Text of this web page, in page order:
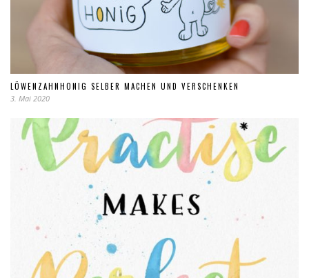
LÖWENZAHNHONIG SELBER MACHEN UND VERSCHENKEN
3. Mai 2020